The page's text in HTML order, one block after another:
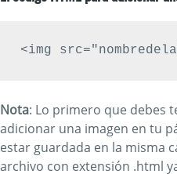
<img
Nota: Lo primero que debes
adicionar una imagen en tu
estar guardada en la misma
archivo con extensión .html